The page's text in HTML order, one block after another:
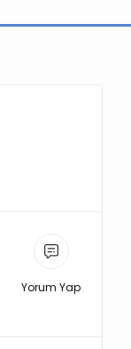
Yorum Yap